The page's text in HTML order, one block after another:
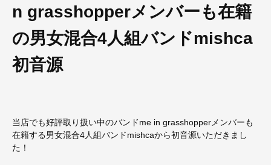
n grasshopperメンバーも在籍
の男女混合4人組バンドmishca
初音源
当店でも好評取り扱い中のバンドme in grasshopperメンバーも
在籍する男女混合4人組バンドmishcaから初音源いただきまし
た！